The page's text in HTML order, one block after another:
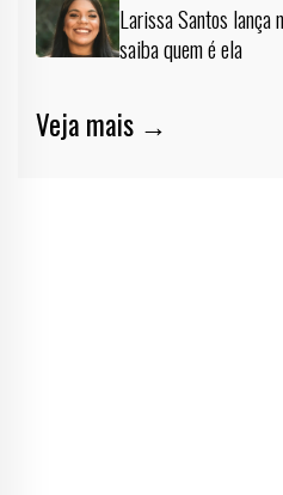
Larissa Santos lança
saiba quem é ela
Veja mais →